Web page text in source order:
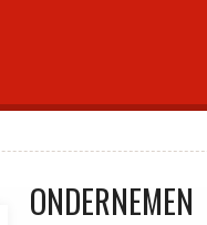
ONDERNEMEN